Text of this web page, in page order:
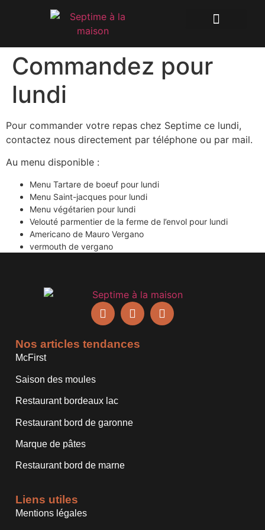
Commandez pour
lundi
Pour commander votre repas chez Septime ce lundi,
contactez nous directement par téléphone ou par mail.
Au menu disponible :
Menu Tartare de boeuf pour lundi
Menu Saint-jacques pour lundi
Menu végétarien pour lundi
Velouté parmentier de la ferme de l’envol pour lundi
Americano de Mauro Vergano
vermouth de vergano
Nos articles tendances
McFirst
Saison des moules
Restaurant bordeaux lac
Restaurant bord de garonne
Marque de pâtes
Restaurant bord de marne
Liens utiles
Mentions légales